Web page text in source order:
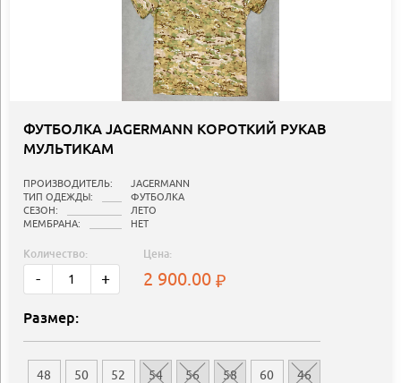
ФУТБОЛКА JAGERMANN КОРОТКИЙ РУКАВ
МУЛЬТИКАМ
ПРОИЗВОДИТЕЛЬ:
JAGERMANN
ТИП ОДЕЖДЫ:
ФУТБОЛКА
СЕЗОН:
ЛЕТО
МЕМБРАНА:
НЕТ
Количество:
- +
Цена:
2 900.00
Размер:
48 50 52 54 56 58 60 46